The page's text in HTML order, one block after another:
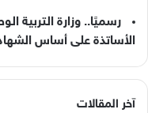
رسميًا.. وزارة التربية
الأساتذة على أساس الشهادات
آخر المقالات